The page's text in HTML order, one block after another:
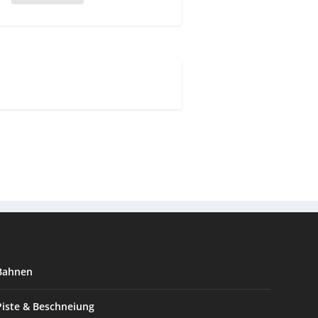
& Beschneiung